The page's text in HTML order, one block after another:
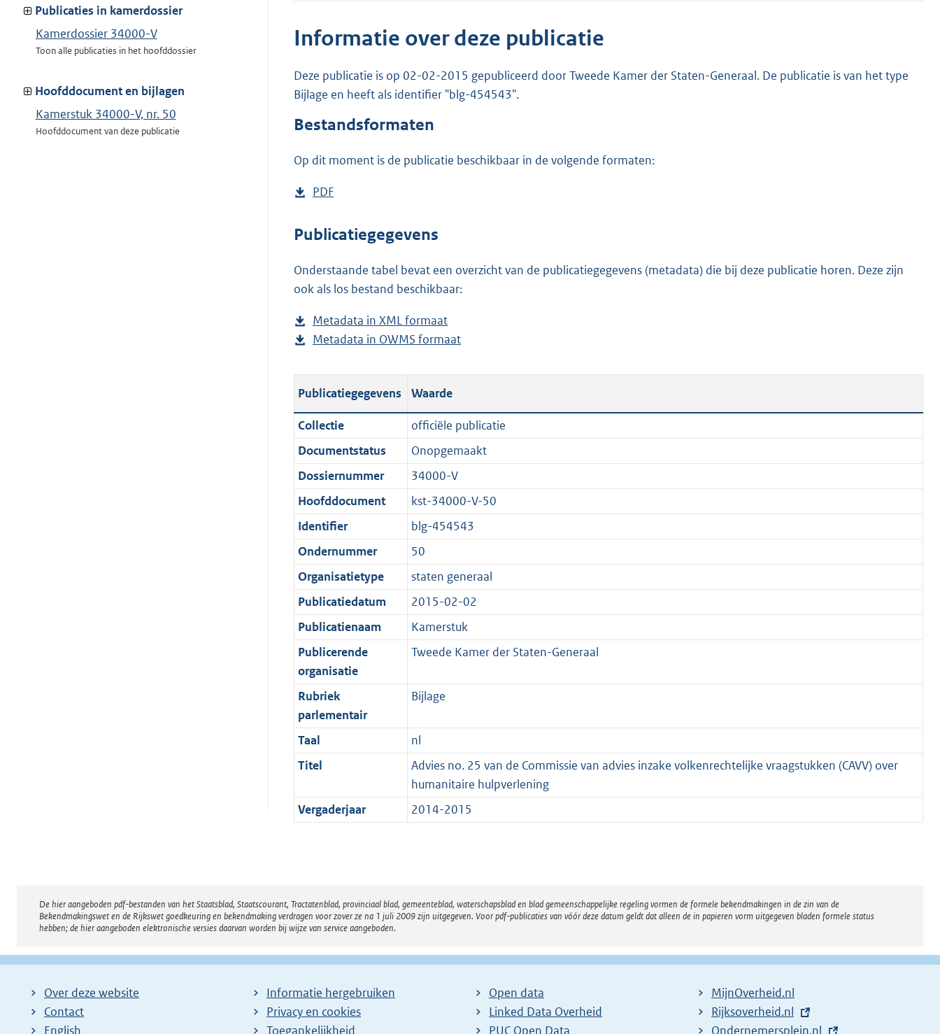
van:
Publicaties in kamerdossier
Kamerdossier 34000-V
Toon alle publicaties in het hoofddossier
Hoofddocument en bijlagen
Kamerstuk 34000-V, nr. 50
Hoofddocument van deze publicatie
r
K
Informatie over deze publicatie
Deze publicatie is op 02-02-2015 gepubliceerd door Tweede Kamer der Staten-Generaal. De publicatie is van het type
Bijlage en heeft als identifier "blg-454543".
Bestandsformaten
Op dit moment is de publicatie beschikbaar in de volgende formaten:
D
w
l
o
d
p
l
i
c
a
t
i
e
i
n
f
o
r
m
a
t
PDF
s
a
n
s
g
o
t
t
e
:
1
8
8
K
b
Publicatiegegevens
Onderstaande tabel bevat een overzicht van de publicatiegegevens (metadata) die bij deze publicatie horen. Deze zijn
ook als los bestand beschikbaar:
Metadata in XML formaat
e
t
a
n
d
s
g
r
o
o
t
e
:
1
K
b
Metadata in OWMS formaat
s
a
n
d
g
r
o
t
t
e
:
1
K
Publicatiegegevens Waarde
Collectie
officiële publicatie
Documentstatus
Onopgemaakt
Dossiernummer
34000-V
Hoofddocument
kst-34000-V-50
Identifier
blg-454543
Ondernummer
50
Organisatietype
staten generaal
Publicatiedatum
2015-02-02
Publicatienaam
Kamerstuk
Publicerende
organisatie
Tweede Kamer der Staten-Generaal
Rubriek
parlementair
Bijlage
Taal
nl
Titel
Advies no. 25 van de Commissie van advies inzake volkenrechtelijke vraagstukken (CAVV) over
humanitaire hulpverlening
Vergaderjaar
2014-2015
Disclaimer
De hier aangeboden pdf-bestanden van het Staatsblad, Staatscourant, Tractatenblad, provinciaal blad, gemeenteblad, waterschapsblad en blad gemeenschappelijke regeling vormen de formele bekendmakingen in de zin van de
Bekendmakingswet en de Rijkswet goedkeuring en bekendmaking verdragen voor zover ze na 1 juli 2009 zijn uitgegeven. Voor pdf-publicaties van vóór deze datum geldt dat alleen de in papieren vorm uitgegeven bladen formele status
hebben; de hier aangeboden elektronische versies daarvan worden bij wijze van service aangeboden.
Over deze website
Contact
English
Informatie hergebruiken
Privacy en cookies
Toegankelijkheid
Open data
Linked Data Overheid
PUC Open Data
MijnOverheid.nl
E
x
Rijksoverheid.nl
E
Ondernemersplein.nl